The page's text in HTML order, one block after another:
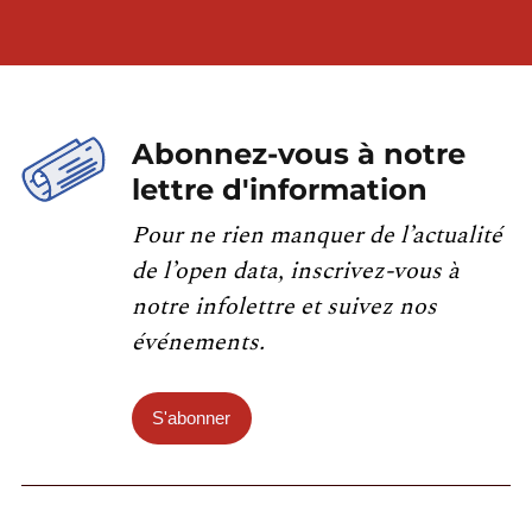
Abonnez-vous à notre
lettre d'information
Pour ne rien manquer de l’actualité
de l’open data, inscrivez-vous à
notre infolettre et suivez nos
événements.
S'abonner